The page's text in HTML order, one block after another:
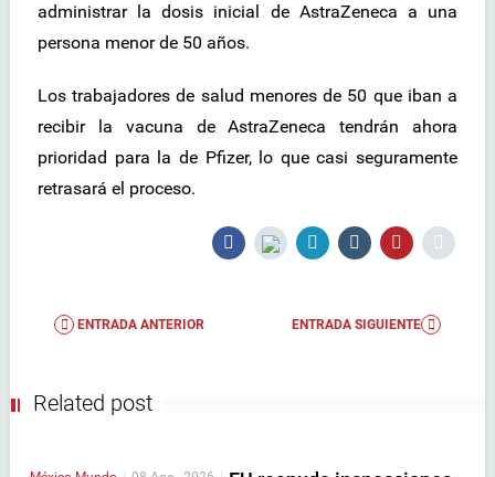
administrar la dosis inicial de AstraZeneca a una
persona menor de 50 años.
Los trabajadores de salud menores de 50 que iban a
recibir la vacuna de AstraZeneca tendrán ahora
prioridad para la de Pfizer, lo que casi seguramente
retrasará el proceso.
ENTRADA ANTERIOR ENTRADA SIGUIENTE
Related post